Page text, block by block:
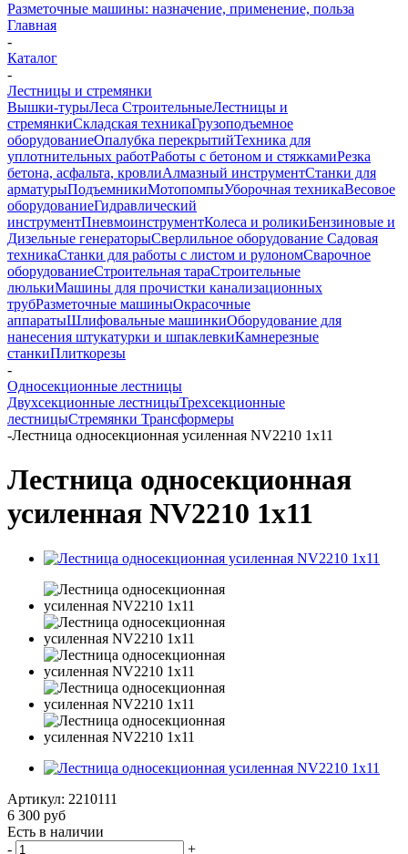
Разметочные машины: назначение, применение, польза
Главная
-
Каталог
-
Лестницы и стремянки
Вышки-турыЛеса СтроительныеЛестницы и
стремянкиСкладская техникаГрузоподъемное
оборудованиеОпалубка перекрытийТехника для
уплотнительных работРаботы с бетоном и стяжкамиРезка
бетона, асфальта, кровлиАлмазный инструментСтанки для
арматурыПодъемникиМотопомпыУборочная техникаВесовое
оборудованиеГидравлический
инструментПневмоинструментКолеса и роликиБензиновые и
Дизельные генераторыСверлильное оборудование Садовая
техникаСтанки для работы с листом и рулономСварочное
оборудованиеСтроительная тараСтроительные
люлькиМашины для прочистки канализационных
трубРазметочные машиныОкрасочные
аппаратыШлифовальные машинкиОборудование для
нанесения штукатурки и шпаклевкиКамнерезные
станкиПлиткорезы
-
Односекционные лестницы
Двухсекционные лестницыТрехсекционные
лестницыСтремянки Трансформеры
-Лестница односекционная усиленная NV2210 1х11
Лестница односекционная
усиленная NV2210 1х11
Артикул: 2210111
6 300 руб
Есть в наличии
-
+